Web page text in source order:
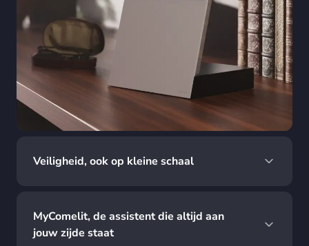
Veiligheid, ook op kleine schaal
MyComelit, de assistent die altijd aan
jouw zijde staat